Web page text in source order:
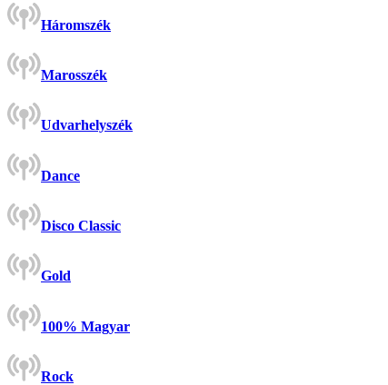
Háromszék
Marosszék
Udvarhelyszék
Dance
Disco Classic
Gold
100% Magyar
Rock